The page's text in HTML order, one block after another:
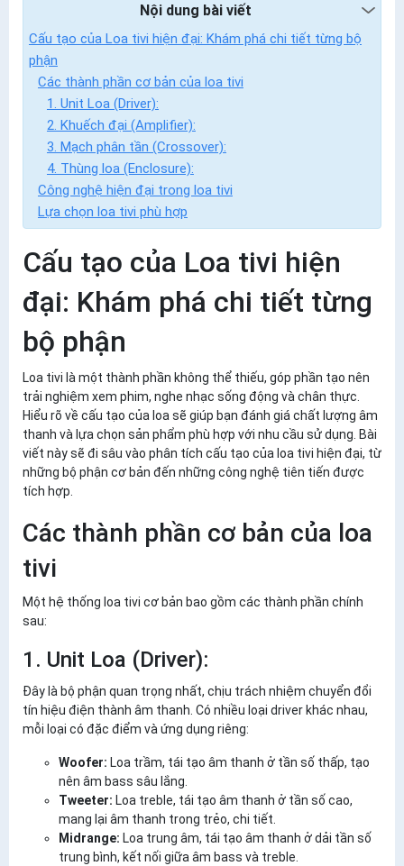
Nội dung bài viết
Cấu tạo của Loa tivi hiện đại: Khám phá chi tiết từng bộ
phận
Các thành phần cơ bản của loa tivi
1. Unit Loa (Driver):
2. Khuếch đại (Amplifier):
3. Mạch phân tần (Crossover):
4. Thùng loa (Enclosure):
Công nghệ hiện đại trong loa tivi
Lựa chọn loa tivi phù hợp
Cấu tạo của Loa tivi hiện
đại: Khám phá chi tiết từng
bộ phận
Loa tivi là một thành phần không thể thiếu, góp phần tạo nên
trải nghiệm xem phim, nghe nhạc sống động và chân thực.
Hiểu rõ về cấu tạo của loa sẽ giúp bạn đánh giá chất lượng âm
thanh và lựa chọn sản phẩm phù hợp với nhu cầu sử dụng. Bài
viết này sẽ đi sâu vào phân tích cấu tạo của loa tivi hiện đại, từ
những bộ phận cơ bản đến những công nghệ tiên tiến được
tích hợp.
Các thành phần cơ bản của loa
tivi
Một hệ thống loa tivi cơ bản bao gồm các thành phần chính
sau:
1. Unit Loa (Driver):
Đây là bộ phận quan trọng nhất, chịu trách nhiệm chuyển đổi
tín hiệu điện thành âm thanh. Có nhiều loại driver khác nhau,
mỗi loại có đặc điểm và ứng dụng riêng:
Woofer: Loa trầm, tái tạo âm thanh ở tần số thấp, tạo
nên âm bass sâu lắng.
Tweeter: Loa treble, tái tạo âm thanh ở tần số cao,
mang lại âm thanh trong trẻo, chi tiết.
Midrange: Loa trung âm, tái tạo âm thanh ở dải tần số
trung bình, kết nối giữa âm bass và treble.